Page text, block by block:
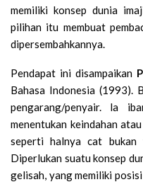
memiliki konsep dunia
pilihan itu membuat
dipersembahkannya.
Pendapat ini disampaikan
Bahasa Indonesia (1993).
pengarang/penyair. la
menentukan keindahan
seperti halnya cat bukan
Diperlukan suatu konsep
gelisah, yang memiliki